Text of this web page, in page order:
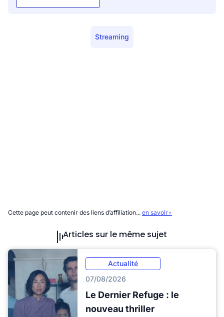
Streaming
Cette page peut contenir des liens d’affiliation... en savoir+
Articles sur le même sujet
Actualité
07/08/2026
Le Dernier Refuge : le
nouveau thriller